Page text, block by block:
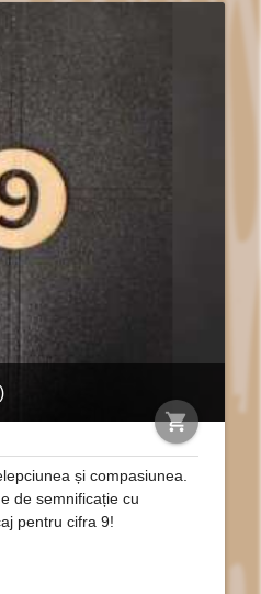
shopping_cart
și compasiunea.
de semnificație cu
pentru cifra 9!